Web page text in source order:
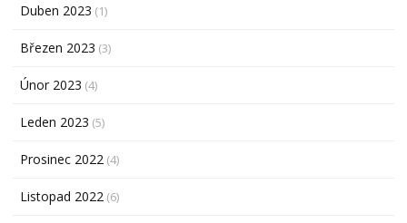
Duben 2023 (1)
Březen 2023 (3)
Únor 2023 (4)
Leden 2023 (5)
Prosinec 2022 (4)
Listopad 2022 (6)